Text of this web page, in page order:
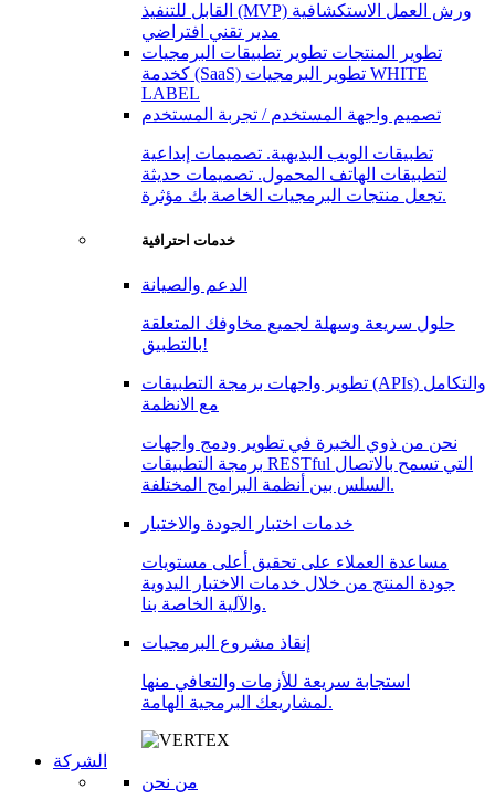
القابل للتنفيذ (MVP) ورش العمل الاستكشافية
مدير تقني افتراضي
تطوير المنتجات تطوير تطبيقات البرمجيات
كخدمة (SaaS) تطوير البرمجيات WHITE
LABEL
تصميم واجهة المستخدم / تجربة المستخدم
تطبيقات الويب البديهية. تصميمات إبداعية
لتطبيقات الهاتف المحمول. تصميمات حديثة
تجعل منتجات البرمجيات الخاصة بك مؤثرة.
خدمات احترافية
الدعم والصيانة
حلول سريعة وسهلة لجميع مخاوفك المتعلقة
بالتطبيق!
تطوير واجهات برمجة التطبيقات (APIs) والتكامل
مع الانظمة
نحن من ذوي الخبرة في تطوير ودمج واجهات
برمجة التطبيقات RESTful التي تسمح بالاتصال
السلس بين أنظمة البرامج المختلفة.
خدمات اختبار الجودة والاختبار
مساعدة العملاء على تحقيق أعلى مستويات
جودة المنتج من خلال خدمات الاختبار اليدوية
والآلية الخاصة بنا.
إنقاذ مشروع البرمجيات
استجابة سريعة للأزمات والتعافي منها
لمشاريعك البرمجية الهامة.
الشركة
من نحن